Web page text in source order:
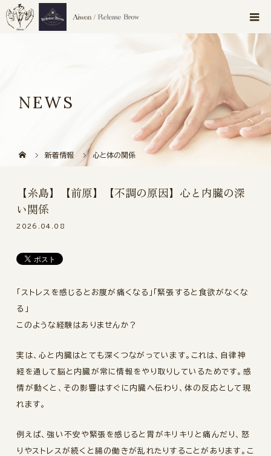
NEWS
新着情報 心と体の関係
【糸島】【前原】【不調の原因】心と内臓の深
い関係
2026.04.08
「ストレスを感じるとお腹が痛くなる」「緊張すると食欲がなくな
る」
このような経験はありませんか？
実は、心と内臓はとても深くつながっています。これは、自律神
経を通して脳と内臓が常に情報をやり取りしているためです。感
情が動くと、その影響はすぐに内臓へ伝わり、体の反応として現
れます。
例えば、強い不安や緊張を感じると胃がキリキリと痛んだり、怒
りやストレスが続くと腸の働きが乱れたりすることがあります。こ